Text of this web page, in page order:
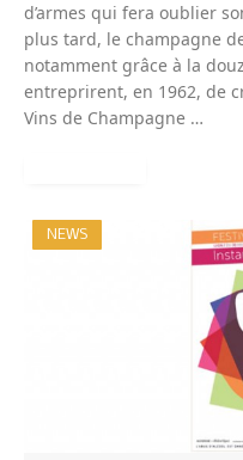
d’armes qui fera oublier
plus tard, le champagne
notamment grâce à la
entreprirent, en 1962, de
Vins de Champagne …
NEWS